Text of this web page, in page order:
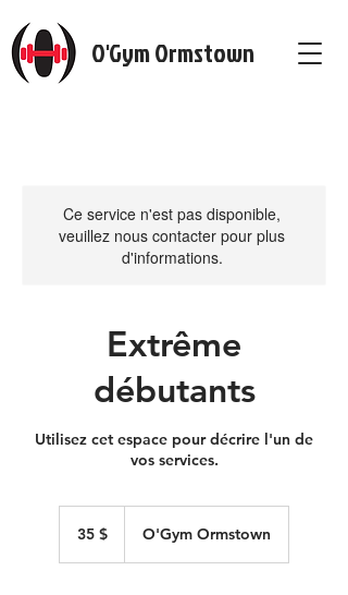
O'Gym Ormstown
Ce service n'est pas disponible,
veuillez nous contacter pour plus
d'informations.
Extrême
débutants
Utilisez cet espace pour décrire l'un de
vos services.
35 $ O'Gym Ormstown